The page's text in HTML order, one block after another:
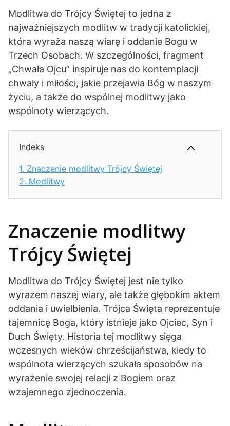
Modlitwa do Trójcy Świętej to jedna z
najważniejszych modlitw w tradycji katolickiej,
która wyraża naszą wiarę i oddanie Bogu w
Trzech Osobach. W szczególności, fragment
„Chwała Ojcu” inspiruje nas do kontemplacji
chwały i miłości, jakie przejawia Bóg w naszym
życiu, a także do wspólnej modlitwy jako
wspólnoty wierzących.
Indeks
1. Znaczenie modlitwy Trójcy Świętej
2. Modlitwy
Znaczenie modlitwy
Trójcy Świętej
Modlitwa do Trójcy Świętej jest nie tylko
wyrazem naszej wiary, ale także głębokim aktem
oddania i uwielbienia. Trójca Święta reprezentuje
tajemnicę Boga, który istnieje jako Ojciec, Syn i
Duch Święty. Historia tej modlitwy sięga
wczesnych wieków chrześcijaństwa, kiedy to
wspólnota wierzących szukała sposobów na
wyrażenie swojej relacji z Bogiem oraz
wzajemnego zjednoczenia.